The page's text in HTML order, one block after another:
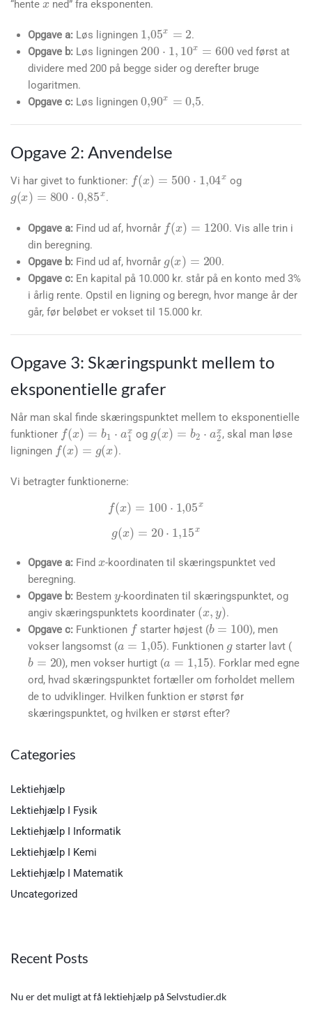
“hente
ned” fra eksponenten.
Opgave a: Løs ligningen
.
Opgave b: Løs ligningen
200 ⋅1,10
ved først at
dividere med 200 på begge sider og derefter bruge
logaritmen.
Opgave c: Løs ligningen .
Opgave 2: Anvendelse
Vi har givet to funktioner:
f( x 04
og
g(x)=800⋅0,85x
.
Opgave a: Find ud af, hvornår
f( x
. Vis alle trin i
din beregning.
Opgave b: Find ud af, hvornår
g x
.
Opgave c: En kapital på 10.000 kr. står på en konto med 3%
i årlig rente. Opstil en ligning og beregn, hvor mange år der
går, før beløbet er vokset til 15.000 kr.
Opgave 3: Skæringspunkt mellem to
eksponentielle grafer
Når man skal finde skæringspunktet mellem to eksponentielle
funktioner
f(x)=b1⋅a1x
og
g(x)=b2⋅a2x
, skal man løse
ligningen
f(x)=g(x)
.
Vi betragter funktionerne:
x)= 100⋅ 1,05
g(x)=20⋅1 ,15x
Opgave a: Find
-koordinaten til skæringspunktet ved
beregning.
Opgave b: Bestem
-koordinaten til skæringspunktet, og
angiv skæringspunktets koordinater
(x,y)
.
Opgave c: Funktionen
f
starter højest (
b=
), men
vokser langsomst (
a=1,05
). Funktionen
g
starter lavt (
b=20
), men vokser hurtigt (
a=1,15
). Forklar med egne
ord, hvad skæringspunktet fortæller om forholdet mellem
de to udviklinger. Hvilken funktion er størst før
skæringspunktet, og hvilken er størst efter?
Categories
Lektiehjælp
Lektiehjælp I Fysik
Lektiehjælp I Informatik
Lektiehjælp I Kemi
Lektiehjælp I Matematik
Uncategorized
Recent Posts
Nu er det muligt at få lektiehjælp på Selvstudier.dk